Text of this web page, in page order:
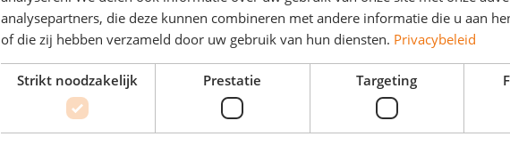
analysepartners, die deze kunnen combineren met andere informatie die u aan
of die zij hebben verzameld door uw gebruik van hun diensten. Privacybeleid
Strikt noodzakelijk Prestatie Targeting